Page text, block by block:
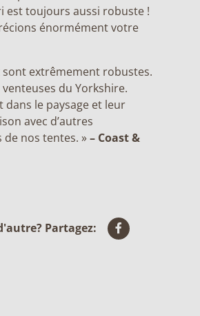
est toujours aussi robuste !
énormément votre
extrêmement robustes.
du Yorkshire.
dans le paysage et leur
avec d’autres
nos tentes. »– Coast &
Partagez: